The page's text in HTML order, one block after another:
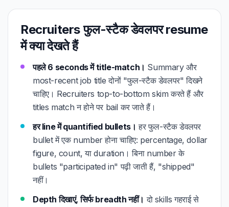
Recruiters फुल-स्टैक डेवलपर resume
में क्या देखते हैं
पहले 6 seconds में title-match। Summary और
most-recent job title दोनों "फुल-स्टैक डेवलपर" दिखने
चाहिए। Recruiters top-to-bottom skim करते हैं और
titles match न होने पर bail कर जाते हैं।
हर line में quantified bullets। हर फुल-स्टैक डेवलपर
bullet में एक number होना चाहिए: percentage, dollar
figure, count, या duration। बिना number के
bullets "participated in" पढ़ी जाती हैं, "shipped"
नहीं।
Depth दिखाएं, सिर्फ breadth नहीं। दो skills गहराई से